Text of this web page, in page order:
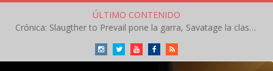
ÚLTIMO CONTENIDO
Crónica: Slaugther to Prevail pone la garra, Savatage la clase en la apertura del Leyendas del Rock – Miércoles – Agosto 2026
InstagramTwitterYoutubeFacebookRSS